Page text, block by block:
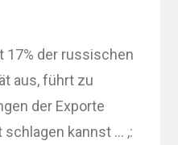
17% der russischen
aus, führt zu
der Exporte
schlagen kannst … ‚: